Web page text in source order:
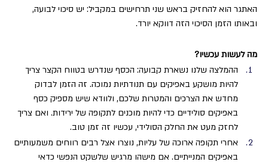
האתגר הוא להחזיק בראש שני תרחישים במקביל: יש סיכוי לבועה,
ובאותו הזמן הסיכוי הזה דווקא יורד.
מה לעשות עכשיו?
ההמלצה שלנו נשארת קבועה: הכסף שנדרש בטווח הקצר צריך
להיות מושקע באפיקים עם תנודתיות נמוכה. זה הזמן לבדוק
מחדש את הצרכים והמטרות שלכם, ולוודא שיש מספיק כסף
באפיקים סולידיים כדי להיות מוכנים לתקופה של ירידות. ואם צריך
לחזק מעט את החלק הסולידי, עכשיו זה זמן טוב.
אחרי תקופה ארוכה של עליות, נוצרו אצל רבים רווחים משמעותיים
באפיקים המנייתיים. אם מישהו מרגיש שלשקט הנפשי כדאי